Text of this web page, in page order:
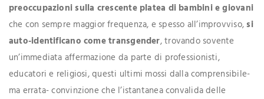
preoccupazioni sulla crescente platea di bambini e giovani
che con sempre maggior frequenza, e spesso all’improvviso,si
auto-identificano come transgender, trovando sovente
un’immediata affermazione da parte di professionisti,
educatori e religiosi, questi ultimi mossi dalla comprensibile-
ma errata- convinzione che l’istantanea convalida delle